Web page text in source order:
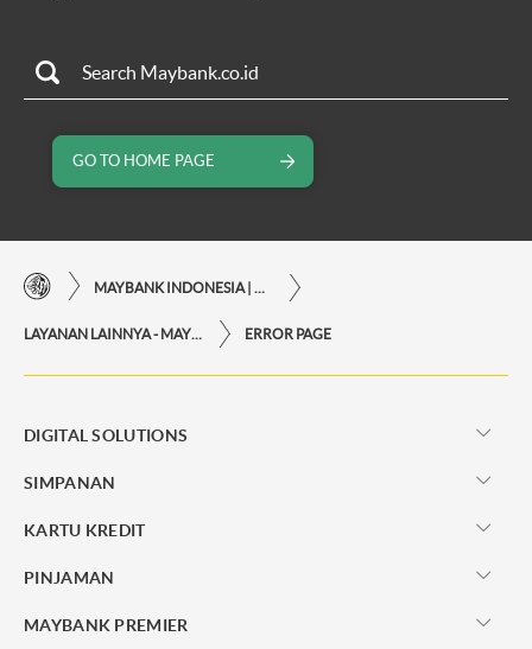
GO TO HOME PAGE
ERROR PAGE
DIGITAL SOLUTIONS
SIMPANAN
KARTU KREDIT
PINJAMAN
MAYBANK PREMIER